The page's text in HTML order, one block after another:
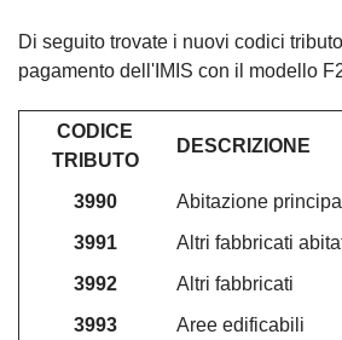
Di seguito trovate i nuovi codici
pagamento dell'IMIS con il modello
CODICE
TRIBUTO
DESCRIZIONE
3990
Abitazione
3991
Altri fabbricati
3992
Altri fabbricati
3993
Aree edificabili